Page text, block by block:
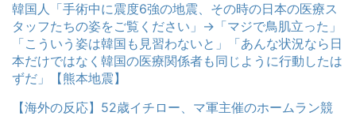
韓国人「手術中に震度6強の地震、その時の日本の医療ス
タッフたちの姿をご覧ください」→「マジで鳥肌立った」
「こういう姿は韓国も見習わないと」「あんな状況なら日
本だけではなく韓国の医療関係者も同じように行動したは
ずだ」【熊本地震】
【海外の反応】52歳イチロー、マ軍主催のホームラン競